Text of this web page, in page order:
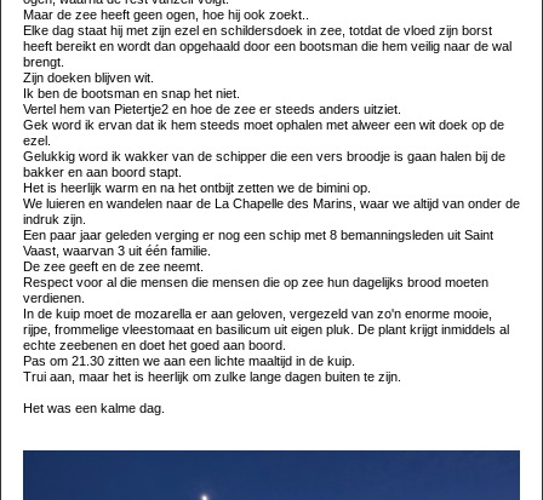
Maar de zee heeft geen ogen, hoe hij ook zoekt..
Elke dag staat hij met zijn ezel en schildersdoek in zee, totdat de vloed zijn borst
heeft bereikt en wordt dan opgehaald door een bootsman die hem veilig naar de wal
brengt.
Zijn doeken blijven wit.
Ik ben de bootsman en snap het niet.
Vertel hem van Pietertje2 en hoe de zee er steeds anders uitziet.
Gek word ik ervan dat ik hem steeds moet ophalen met alweer een wit doek op de
ezel.
Gelukkig word ik wakker van de schipper die een vers broodje is gaan halen bij de
bakker en aan boord stapt.
Het is heerlijk warm en na het ontbijt zetten we de bimini op.
We luieren en wandelen naar de La Chapelle des Marins, waar we altijd van onder de
indruk zijn.
Een paar jaar geleden verging er nog een schip met 8 bemanningsleden uit Saint
Vaast, waarvan 3 uit één familie.
De zee geeft en de zee neemt.
Respect voor al die mensen die mensen die op zee hun dagelijks brood moeten
verdienen.
In de kuip moet de mozarella er aan geloven, vergezeld van zo'n enorme mooie,
rijpe, frommelige vleestomaat en basilicum uit eigen pluk. De plant krijgt inmiddels al
echte zeebenen en doet het goed aan boord.
Pas om 21.30 zitten we aan een lichte maaltijd in de kuip.
Trui aan, maar het is heerlijk om zulke lange dagen buiten te zijn.
Het was een kalme dag.